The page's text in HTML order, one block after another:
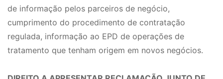
de informação pelos parceiros de negócio,
cumprimento do procedimento de contratação
regulada, informação ao EPD de operações de
tratamento que tenham origem em novos negócios.